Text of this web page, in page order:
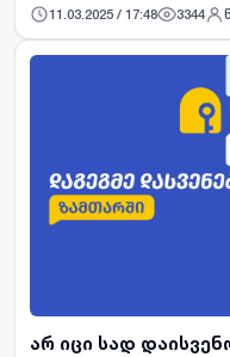
აკვირდებიან და
ფაქტორების
11.03.2025 / 17:48 3344
არ იცი სად